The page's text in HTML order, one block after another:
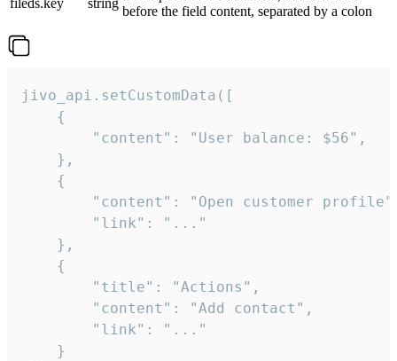
fileds.key
string
before the field content, separated by a colon
jivo_api.setCustomData([
    {
        "content": "User balance: $56",
    },
    {
"content": "Open customer
        "link": "..."
    },
    {
        "title": "Actions",
        "content": "Add contact",
        "link": "..."
    }